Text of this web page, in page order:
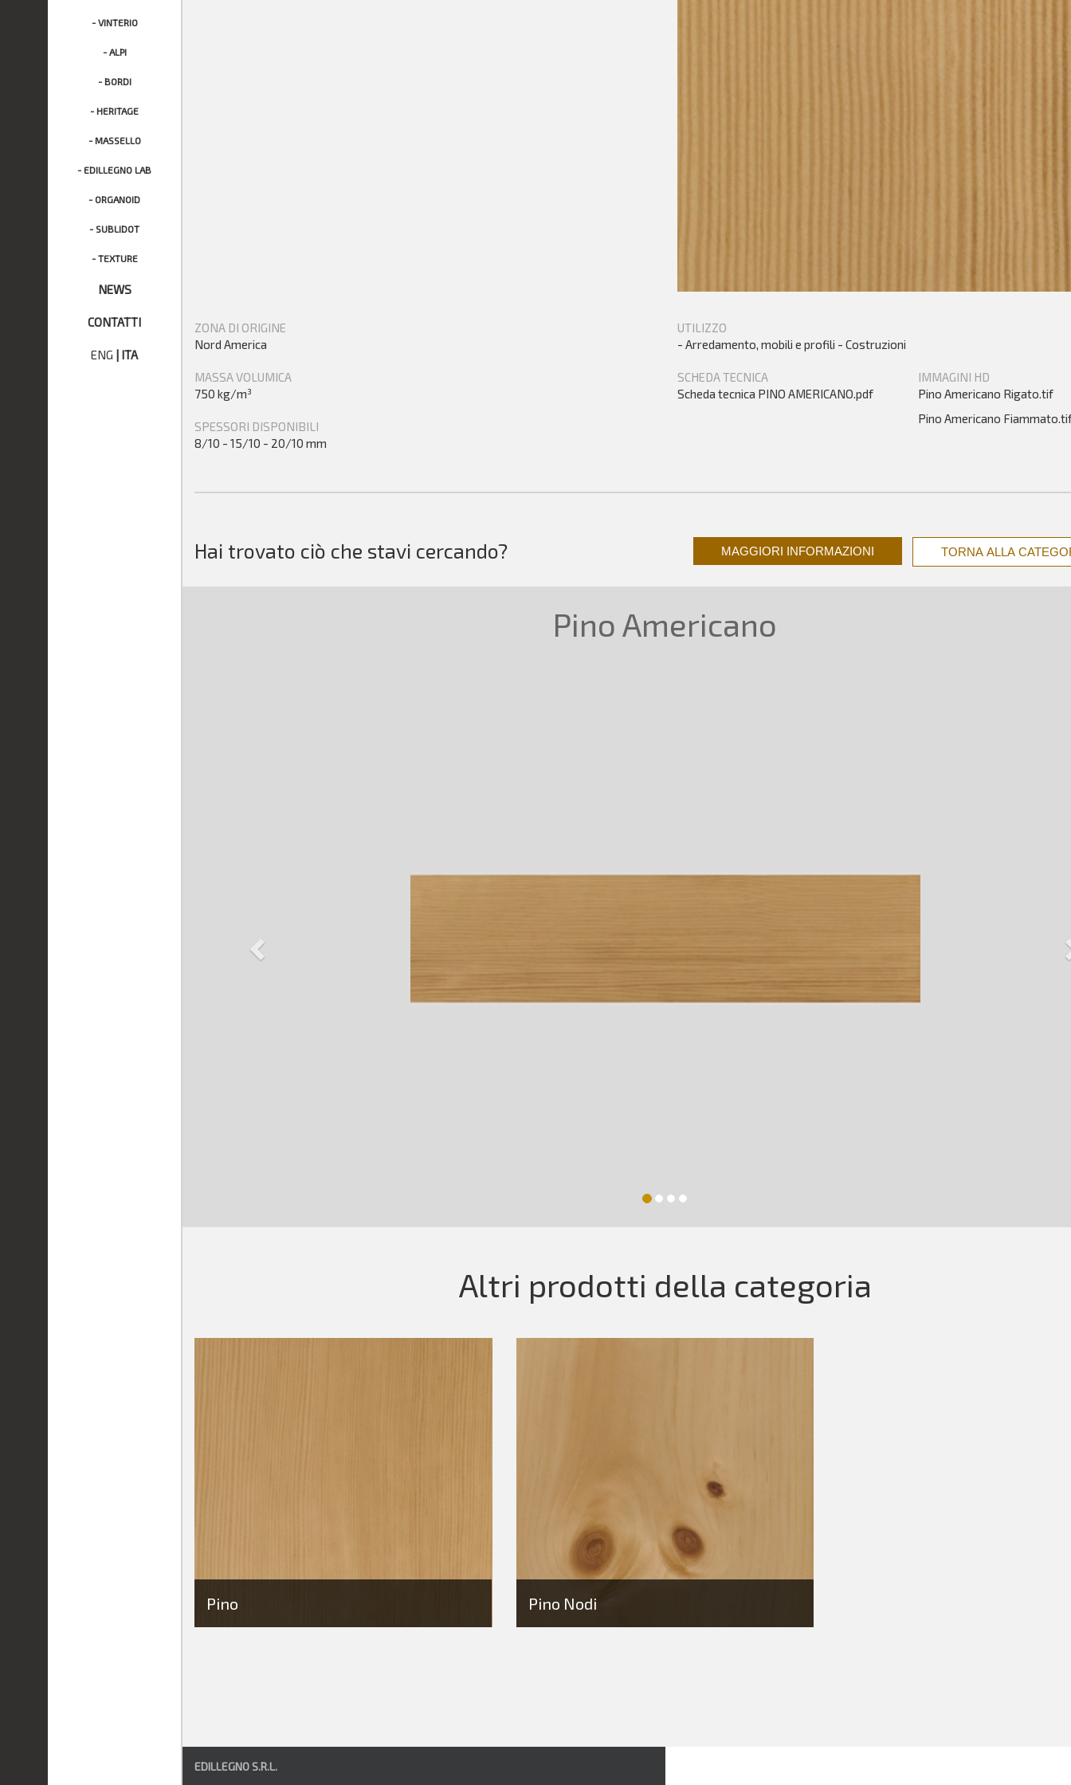
- VINTERIO
- ALPI
- BORDI
- HERITAGE
- MASSELLO
- EDILLEGNO LAB
- ORGANOID
- SUBLIDOT
- TEXTURE
NEWS
CONTATTI
ENG | ITA
ZONA DI ORIGINE
Nord America
MASSA VOLUMICA
750 kg/m³
SPESSORI DISPONIBILI
8/10 - 15/10 - 20/10 mm
UTILIZZO
- Arredamento, mobili e profili - Costruzioni
SCHEDA TECNICA
Scheda tecnica PINO AMERICANO.pdf
IMMAGINI HD
Pino Americano Rigato.tif
Pino Americano
Hai trovato ciò che stavi cercando? MAGGIORI INFORMAZIONI TORNA ALLA
Pino Americano
Altri prodotti della categoria
Pino Pino Nodi
EDILLEGNO S.R.L.